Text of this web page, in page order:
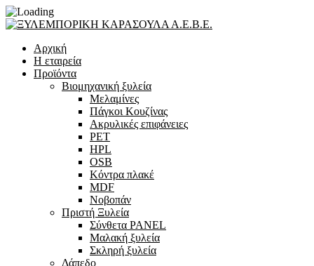
Αρχική
Η εταιρεία
Προϊόντα
Βιομηχανική ξυλεία
Μελαμίνες
Πάγκοι Κουζίνας
Ακρυλικές επιφάνειες
PET
HPL
OSB
Κόντρα πλακέ
MDF
Νοβοπάν
Πριστή Ξυλεία
Σύνθετα PANEL
Μαλακή ξυλεία
Σκληρή ξυλεία
Δάπεδο